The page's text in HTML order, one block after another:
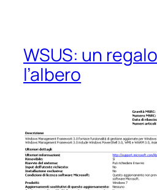
WSUS: un
l’albero